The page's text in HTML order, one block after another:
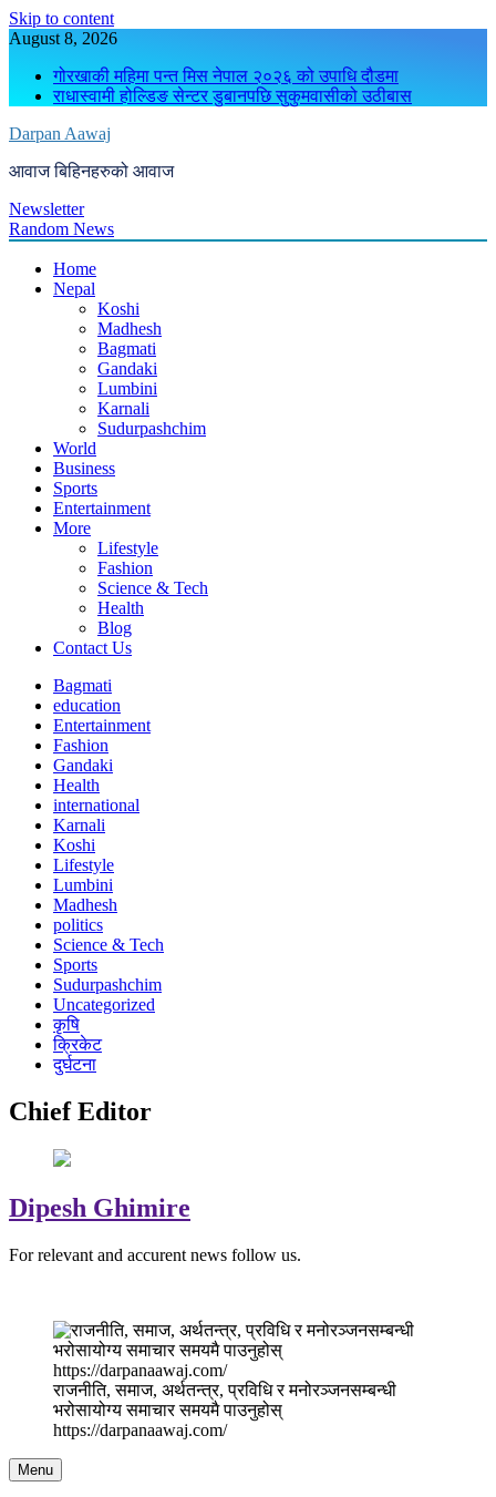
Skip to content
August 8, 2026
गोरखाकी महिमा पन्त मिस नेपाल २०२६ को उपाधि दौडमा
राधास्वामी होल्डिङ सेन्टर डुबानपछि सुकुमवासीको उठीबास
Darpan Aawaj
आवाज बिहिनहरुको आवाज
Newsletter
Random News
Home
Nepal
Koshi
Madhesh
Bagmati
Gandaki
Lumbini
Karnali
Sudurpashchim
World
Business
Sports
Entertainment
More
Lifestyle
Fashion
Science & Tech
Health
Blog
Contact Us
Bagmati
education
Entertainment
Fashion
Gandaki
Health
international
Karnali
Koshi
Lifestyle
Lumbini
Madhesh
politics
Science & Tech
Sports
Sudurpashchim
Uncategorized
कृषि
क्रिकेट
दुर्घटना
Chief Editor
Dipesh Ghimire
For relevant and accurent news follow us.
राजनीति, समाज, अर्थतन्त्र, प्रविधि र मनोरञ्जनसम्बन्धी
भरोसायोग्य समाचार समयमै पाउनुहोस्
https://darpanaawaj.com/
Menu